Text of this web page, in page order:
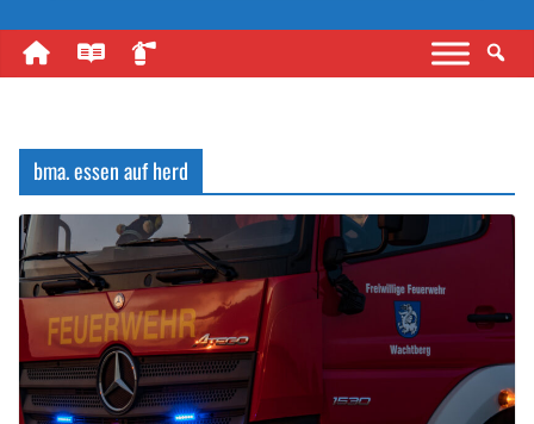
bma. essen auf herd